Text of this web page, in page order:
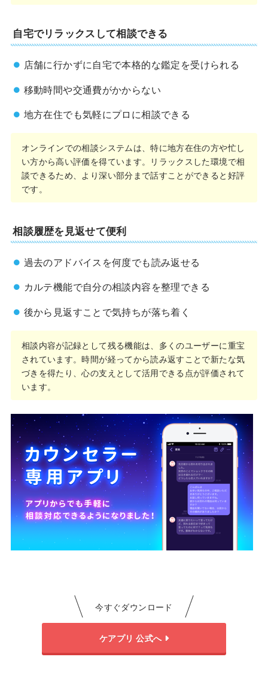
自宅でリラックスして相談できる
店舗に行かずに自宅で本格的な鑑定を受けられる
移動時間や交通費がかからない
地方在住でも気軽にプロに相談できる
オンラインでの相談システムは、特に地方在住の方や忙し
い方から高い評価を得ています。リラックスした環境で相
談できるため、より深い部分まで話すことができると好評
です。
相談履歴を見返せて便利
過去のアドバイスを何度でも読み返せる
カルテ機能で自分の相談内容を整理できる
後から見返すことで気持ちが落ち着く
相談内容が記録として残る機能は、多くのユーザーに重宝
されています。時間が経ってから読み返すことで新たな気
づきを得たり、心の支えとして活用できる点が評価されて
います。
今すぐダウンロード
ケアプリ 公式へ